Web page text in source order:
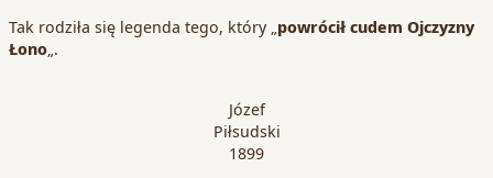
Tak rodziła się legenda tego, który „ powrócił cudem Ojczyzny
Łono „.
Józef
Piłsudski
1899